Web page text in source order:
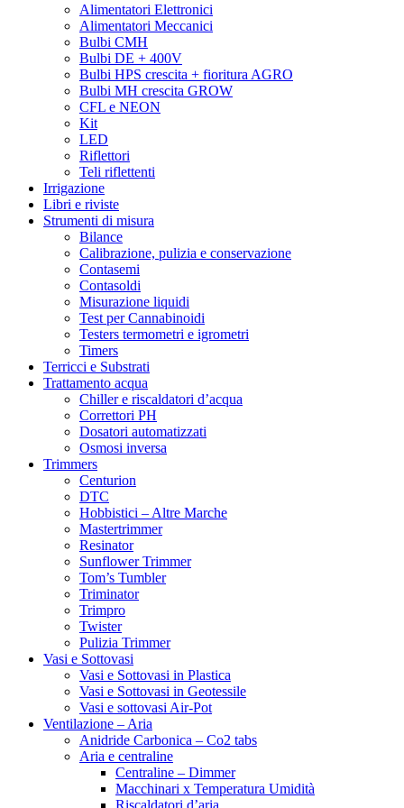
Green Mood
Green Planet
Grenco Science
Grodan
Grotek
Growth technology
GSE
Gualala Robotics
Guru Plant Genetik
Hanna Instruments
Harmony
Harvest Right
Hesi
HGA
HGP
Homebox
Honey Bee
Hortigear
HSB – Hand Selected Bulk
HTS
HUMBOLDT SEED ORGANIZATION
Humboldt seeds
Hy-Gen
HY-Pro
Hydro Shoot
Idrogrow
Idromed
Indoorganica by Phytolite
Integra Boost
jiffy
kalong
Kanaplant
Kit
L-P
LaVida Seeds
Legal Weed
Lumatek
Lumen King
Lurpe Natural Solutions
Mammoth
Mastertrimmers
MCS – Midwest Cannabis Seeds
Medical Marijuana Genetics
Medical Seeds
Medison Bioline
Mega-Pot
Meteor Systems
Metrop
Microgenetica
Mills
Alimentatori Elettronici
Alimentatori Meccanici
Bulbi CMH
Bulbi DE + 400V
Bulbi HPS crescita + fioritura AGRO
Bulbi MH crescita GROW
CFL e NEON
Kit
LED
Riflettori
Teli riflettenti
Irrigazione
Libri e riviste
Strumenti di misura
Bilance
Calibrazione, pulizia e conservazione
Contasemi
Contasoldi
Misurazione liquidi
Test per Cannabinoidi
Testers termometri e igrometri
Timers
Terricci e Substrati
Trattamento acqua
Chiller e riscaldatori d’acqua
Correttori PH
Dosatori automatizzati
Osmosi inversa
Trimmers
Centurion
DTC
Hobbistici – Altre Marche
Mastertrimmer
Resinator
Sunflower Trimmer
Tom’s Tumbler
Triminator
Trimpro
Twister
Pulizia Trimmer
Vasi e Sottovasi
Vasi e Sottovasi in Plastica
Vasi e Sottovasi in Geotessile
Vasi e sottovasi Air-Pot
Ventilazione – Aria
Anidride Carbonica – Co2 tabs
Aria e centraline
Centraline – Dimmer
Macchinari x Temperatura Umidità
Riscaldatori d’aria